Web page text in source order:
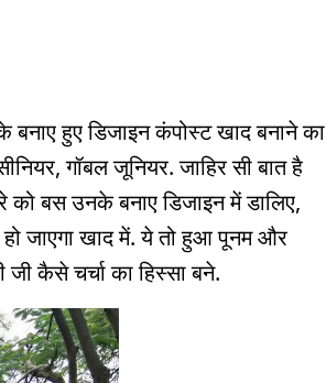
हुए डिजाइन कंपोस्ट खाद बनाने का
गॉबल जूनियर. जाहिर सी बात है
बस उनके बनाए डिजाइन में डालिए,
जाएगा खाद में. ये तो हुआ पूनम और
कैसे चर्चा का हिस्सा बने.